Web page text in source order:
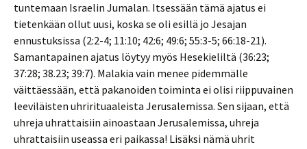
tuntemaan Israelin Jumalan. Itsessään tämä ajatus ei
tietenkään ollut uusi, koska se oli esillä jo Jesajan
ennustuksissa (2:2-4; 11:10; 42:6; 49:6; 55:3-5; 66:18-21).
Samantapainen ajatus löytyy myös Hesekieliltä (36:23;
37:28; 38.23; 39:7). Malakia vain menee pidemmälle
väittäessään, että pakanoiden toiminta ei olisi riippuvainen
leeviläisten uhrirituaaleista Jerusalemissa. Sen sijaan, että
uhreja uhrattaisiin ainoastaan Jerusalemissa, uhreja
uhrattaisiin useassa eri paikassa! Lisäksi nämä uhrit